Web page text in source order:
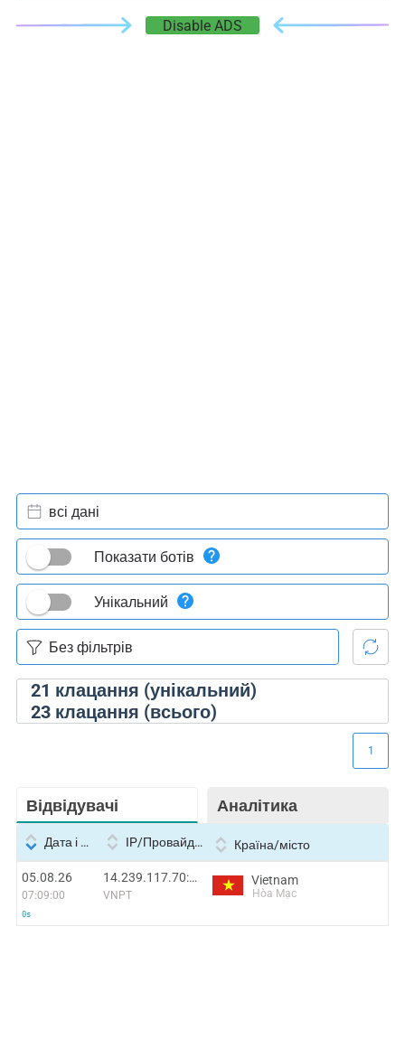
Disable ADS
21 клацання (унікальний)
23клацання (всього)
всі дані
Показати ботів
Унікальний
Відвідувачі Аналітика
1
Дата і час IP/Провайдер Країна/місто
05.08.26
07:09:00
0s
14.239.117.70:35762
VNPT
Vietnam
Hòa Mạc